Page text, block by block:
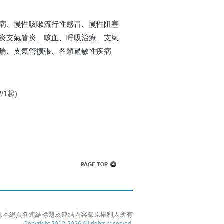
、慢性咳嗽流行性感冒、慢性阻塞
支氣管炎、咳血、呼吸治療、支氣
、支氣管擴張、各類過敏性疾病
1起)
網頁各連結標題及連結內容歸原權利人所有